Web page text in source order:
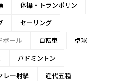
体操・トランポリン
セーリング
ボール 自転車
卓球
バドミントン
レー射撃
近代五種